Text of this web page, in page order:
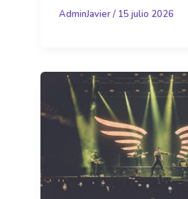
AdminJavier/ 15 julio 2026